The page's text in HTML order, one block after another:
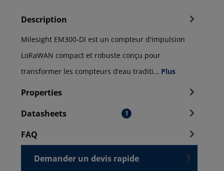
Description
Milesight EM300-DI est un compteur d'impulsion
LoRaWAN compact et robuste conçu pour
transformer les compteurs d’eau traditi… Plus
Properties
Datasheets
1
FAQ
Demander un devis rapide